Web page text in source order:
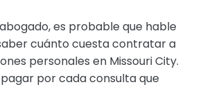
es probable que hable
cuánto cuesta contratar a
personales en Missouri City.
por cada consulta que